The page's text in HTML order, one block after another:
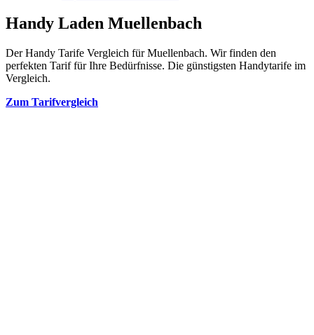
Handy Laden Muellenbach
Der Handy Tarife Vergleich für Muellenbach. Wir finden den
perfekten Tarif für Ihre Bedürfnisse. Die günstigsten Handytarife im
Vergleich.
Zum Tarifvergleich